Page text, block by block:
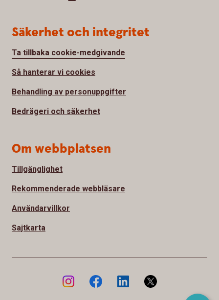
Säkerhet och integritet
Ta tillbaka cookie-medgivande
Så hanterar vi cookies
Behandling av personuppgifter
Bedrägeri och säkerhet
Om webbplatsen
Tillgänglighet
Rekommenderade webbläsare
Användarvillkor
Sajtkarta